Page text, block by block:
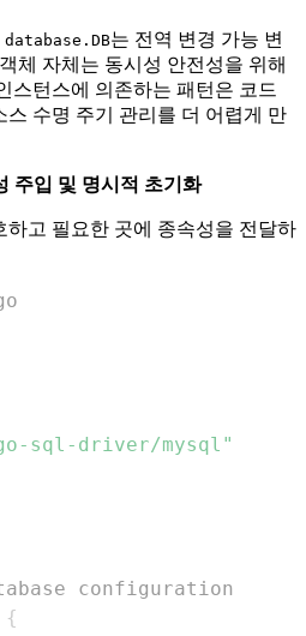
database.DB는 전역 변경 가능 변
객체 자체는 동시성 안전성을 위해
스턴스에 의존하는 패턴은 코드
스 수명 주기 관리를 더 어렵게 만
주입 및 명시적 초기화
고 필요한 곳에 종속성을 전달하
sql-driver/mysql"
configuration
{